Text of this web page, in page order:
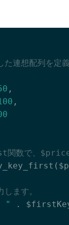
連想配列を定義
,
,
で、$prices配
ます。
" .